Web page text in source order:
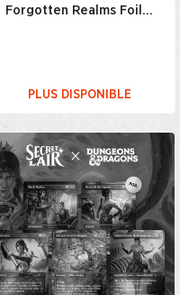
Forgotten Realms Foil…
PLUS DISPONIBLE